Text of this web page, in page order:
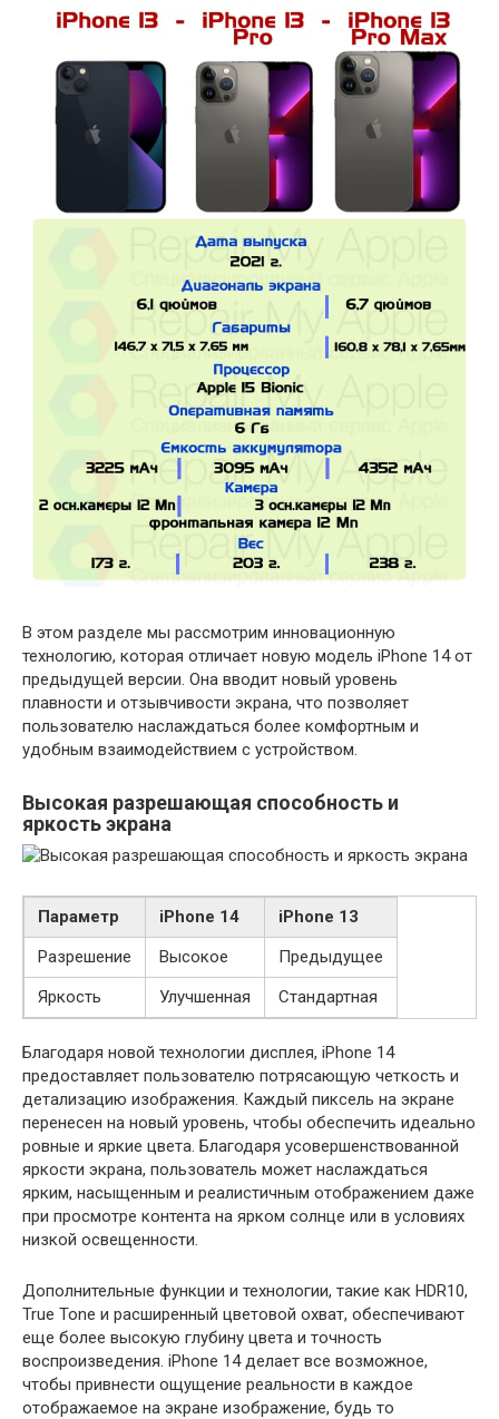
В этом разделе мы рассмотрим инновационную
технологию, которая отличает новую модель iPhone 14 от
предыдущей версии. Она вводит новый уровень
плавности и отзывчивости экрана, что позволяет
пользователю наслаждаться более комфортным и
удобным взаимодействием с устройством.
Высокая разрешающая способность и
яркость экрана
Параметр iPhone 14
iPhone 13
Разрешение
Высокое
Предыдущее
Яркость
Улучшенная Стандартная
Благодаря новой технологии дисплея, iPhone 14
предоставляет пользователю потрясающую четкость и
детализацию изображения. Каждый пиксель на экране
перенесен на новый уровень, чтобы обеспечить идеально
ровные и яркие цвета. Благодаря усовершенствованной
яркости экрана, пользователь может наслаждаться
ярким, насыщенным и реалистичным отображением даже
при просмотре контента на ярком солнце или в условиях
низкой освещенности.
Дополнительные функции и технологии, такие как HDR10,
True Tone и расширенный цветовой охват, обеспечивают
еще более высокую глубину цвета и точность
воспроизведения. iPhone 14 делает все возможное,
чтобы привнести ощущение реальности в каждое
отображаемое на экране изображение, будь то